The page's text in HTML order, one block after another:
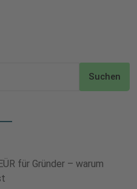
Suchen
für Gründer – warum